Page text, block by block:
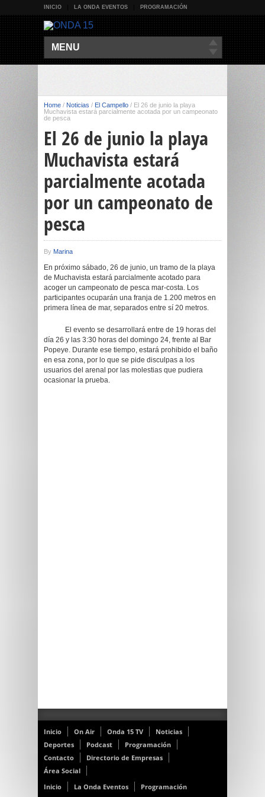
INICIO LA ONDA EVENTOS PROGRAMACIÓN
MENU
Home / Noticias / El Campello / El 26 de junio la playa
Muchavista estará parcialmente acotada por un campeonato
de pesca
El 26 de junio la playa
Muchavista estará
parcialmente acotada
por un campeonato de
pesca
By Marina
En próximo sábado, 26 de junio, un tramo de la playa
de Muchavista estará parcialmente acotado para
acoger un campeonato de pesca mar-costa. Los
participantes ocuparán una franja de 1.200 metros en
primera línea de mar, separados entre sí 20 metros.
El evento se desarrollará entre de 19 horas del
día 26 y las 3:30 horas del domingo 24, frente al Bar
Popeye. Durante ese tiempo, estará prohibido el baño
en esa zona, por lo que se pide disculpas a los
usuarios del arenal por las molestias que pudiera
ocasionar la prueba.
Inicio On Air Onda 15 TV
Noticias
Deportes
Podcast
Programación
Contacto
Directorio de Empresas
Área Social
Inicio
La Onda Eventos Programación